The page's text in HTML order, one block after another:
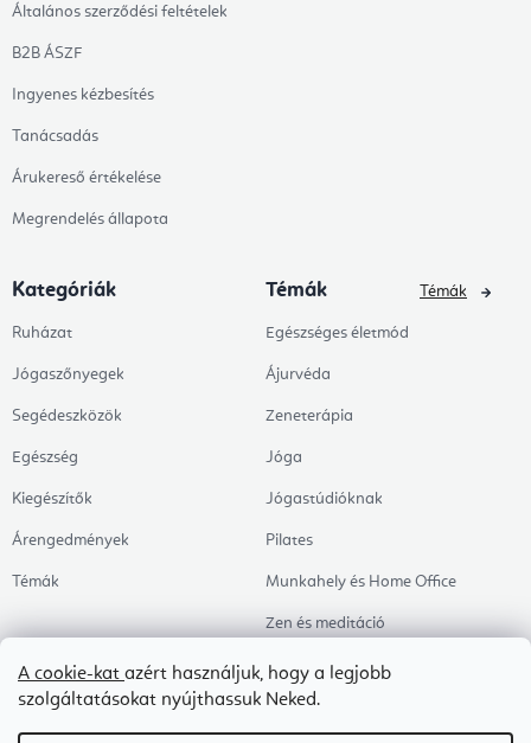
A cookie-kat azért használjuk, hogy a legjobb
szolgáltatásokat nyújthassuk Neked.
Általános szerződési feltételek
B2B ÁSZF
Ingyenes kézbesítés
Tanácsadás
Árukereső értékelése
Megrendelés állapota
Kategóriák
Ruházat
Jógaszőnyegek
Segédeszközök
Egészség
Kiegészítők
Árengedmények
Témák
Témák
Egészséges életmód
Ájurvéda
Zeneterápia
Jóga
Jógastúdióknak
Pilates
Munkahely és Home Office
Zen és meditáció
Aromaterápia
Egészséges alvás
Témák